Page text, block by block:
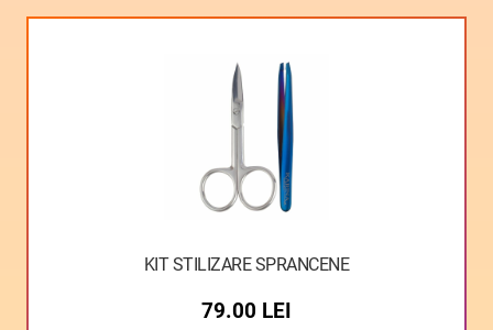
KIT STILIZARE SPRANCENE
79.00 LEI